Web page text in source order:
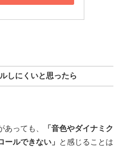
しにくいと思ったら
あっても、
「音色やダイナミク
ールできない」
と感じることは